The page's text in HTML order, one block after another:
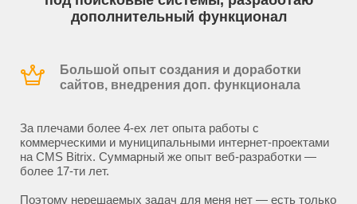
дополнительный функционал
Большой опыт создания и доработки
сайтов, внедрения доп. функционала
За плечами более 4-ех лет опыта работы с
коммерческими и муниципальными интернет-проектами
на CMS Bitrix. Суммарный же опыт веб-разработки —
более 17-ти лет.
Поэтому нерешаемых задач для меня нет — есть только